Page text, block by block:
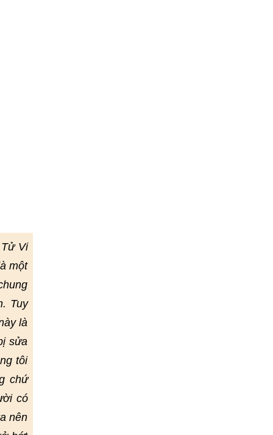
Vi
một
Tuy
là
sửa
tôi
chứ
có
nên